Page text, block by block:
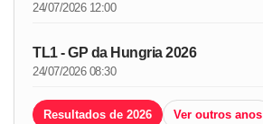
24/07/2026 12:00
TL1 - GP da Hungria 2026
24/07/2026 08:30
Resultados de 2026 Ver outros anos